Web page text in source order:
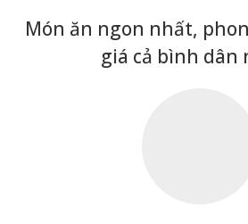
Món ăn ngon nhất,
giá cả bình dân